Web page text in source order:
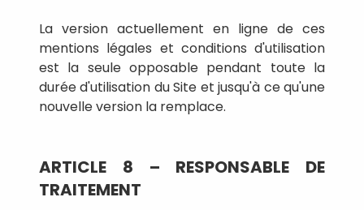
La version actuellement en ligne de ces
mentions légales et conditions d'utilisation
est la seule opposable pendant toute la
durée d'utilisation du Site et jusqu'à ce qu'une
nouvelle version la remplace.
ARTICLE 8 – RESPONSABLE DE
TRAITEMENT